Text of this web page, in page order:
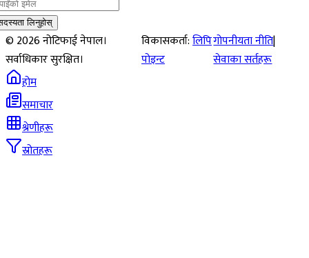
लिनुहोस्
©2026नोटिफाई नेपाल।
सर्वाधिकार सुरक्षित।
विकासकर्ता:लिपि
पोइन्ट
गोपनीयता नीति|
सेवाका सर्तहरू
होम
समाचार
श्रेणीहरू
स्रोतहरू